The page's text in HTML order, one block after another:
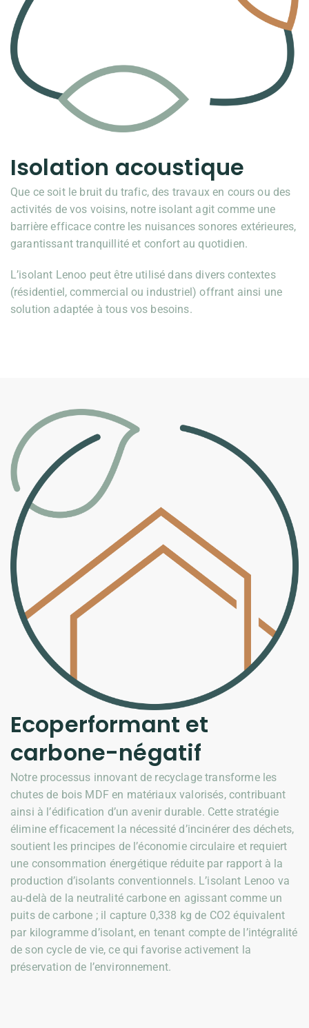
Isolation acoustique
Que ce soit le bruit du trafic, des travaux en cours ou des
activités de vos voisins, notre isolant agit comme une
barrière efficace contre les nuisances sonores extérieures,
garantissant tranquillité et confort au quotidien.
L’isolant Lenoo peut être utilisé dans divers contextes
(résidentiel, commercial ou industriel) offrant ainsi une
solution adaptée à tous vos besoins.
Ecoperformant et
carbone-négatif
Notre processus innovant de recyclage transforme les
chutes de bois MDF en matériaux valorisés, contribuant
ainsi à l’édification d’un avenir durable. Cette stratégie
élimine efficacement la nécessité d’incinérer des déchets,
soutient les principes de l’économie circulaire et requiert
une consommation énergétique réduite par rapport à la
production d’isolants conventionnels. L’isolant Lenoo va
au-delà de la neutralité carbone en agissant comme un
puits de carbone ; il capture 0,338 kg de CO2 équivalent
par kilogramme d’isolant, en tenant compte de l’intégralité
de son cycle de vie, ce qui favorise activement la
préservation de l’environnement.